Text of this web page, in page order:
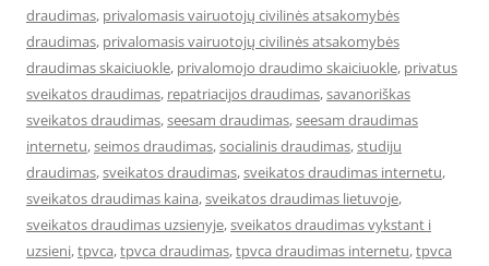
draudimas, privalomasis vairuotojų civilinės atsakomybės
draudimas, privalomasis vairuotojų civilinės atsakomybės
draudimas skaiciuokle, privalomojo draudimo skaiciuokle, privatus
sveikatos draudimas, repatriacijos draudimas,savanoriškas
sveikatos draudimas,seesam draudimas,seesam draudimas
internetu,seimos draudimas,socialinis draudimas,studiju
draudimas,sveikatos draudimas,sveikatos draudimas internetu,
sveikatos draudimas kaina,sveikatos draudimas lietuvoje,
sveikatos draudimas uzsienyje,sveikatos draudimas vykstant i
uzsieni,tpvca,tpvca draudimas,tpvca draudimas internetu,tpvca